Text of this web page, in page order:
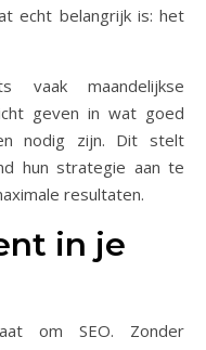
echt belangrijk is: het
vaak maandelijkse
geven in wat goed
nodig zijn. Dit stelt
hun strategie aan te
resultaten.
in je
om SEO. Zonder